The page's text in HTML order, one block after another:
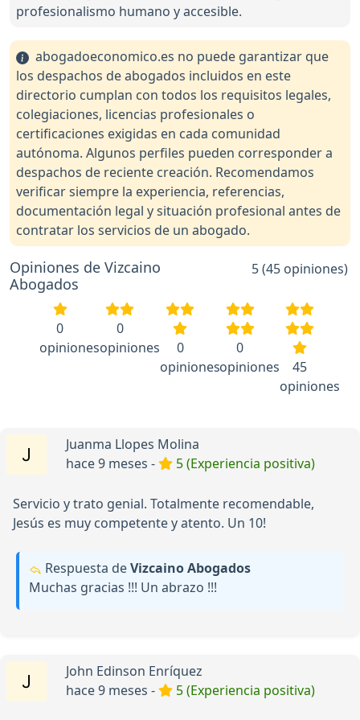
profesionalismo humano y accesible.
abogadoeconomico.es no puede garantizar que
los despachos de abogados incluidos en este
directorio cumplan con todos los requisitos legales,
colegiaciones, licencias profesionales o
certificaciones exigidas en cada comunidad
autónoma. Algunos perfiles pueden corresponder a
despachos de reciente creación. Recomendamos
verificar siempre la experiencia, referencias,
documentación legal y situación profesional antes de
contratar los servicios de un abogado.
Opiniones de Vizcaino
Abogados
5 (45 opiniones)
0
opiniones
0
opiniones
0
opiniones
0
opiniones
45
opiniones
Juanma Llopes Molina
hace 9 meses -
5 (Experiencia positiva)
Servicio y trato genial. Totalmente recomendable,
Jesús es muy competente y atento. Un 10!
Respuesta deVizcaino Abogados
Muchas gracias !!! Un abrazo !!!
John Edinson Enríquez
hace 9 meses -
5 (Experiencia positiva)